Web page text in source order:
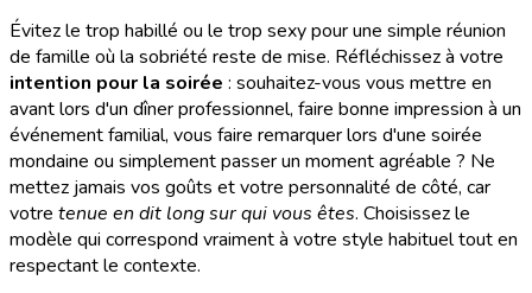
Évitez le trop habillé ou le trop sexy pour une simple réunion
de famille où la sobriété reste de mise. Réfléchissez à votre
intention pour la soirée : souhaitez-vous vous mettre en
avant lors d'un dîner professionnel, faire bonne impression à un
événement familial, vous faire remarquer lors d'une soirée
mondaine ou simplement passer un moment agréable ? Ne
mettez jamais vos goûts et votre personnalité de côté, car
votre tenue en dit long sur qui vous êtes. Choisissez le
modèle qui correspond vraiment à votre style habituel tout en
respectant le contexte.